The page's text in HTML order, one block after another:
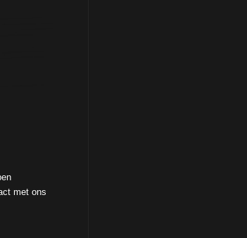
met ons